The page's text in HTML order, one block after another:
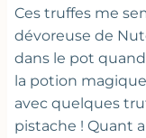
Ces truffes me
dévoreuse de
dans le pot
la potion magique
avec quelques
pistache ! Quant